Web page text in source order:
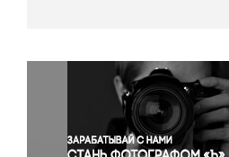
Окружающая среда
Политика
Правосудие
Происшествия и конфликты